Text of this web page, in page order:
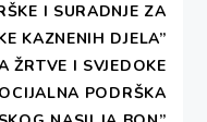
I SURADNJE ZA
KAZNENIH DJELA”
ŽRTVE I SVJEDOKE
PODRŠKA